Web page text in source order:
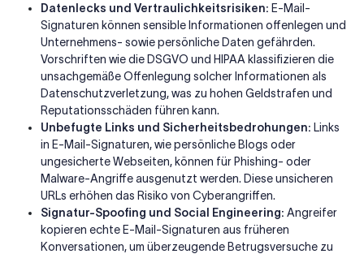
Datenlecks und Vertraulichkeitsrisiken: E-Mail-
Signaturen können sensible Informationen offenlegen und
Unternehmens- sowie persönliche Daten gefährden.
Vorschriften wie die DSGVO und HIPAA klassifizieren die
unsachgemäße Offenlegung solcher Informationen als
Datenschutzverletzung, was zu hohen Geldstrafen und
Reputationsschäden führen kann.
Unbefugte Links und Sicherheitsbedrohungen: Links
in E-Mail-Signaturen, wie persönliche Blogs oder
ungesicherte Webseiten, können für Phishing- oder
Malware-Angriffe ausgenutzt werden. Diese unsicheren
URLs erhöhen das Risiko von Cyberangriffen.
Signatur-Spoofing und Social Engineering: Angreifer
kopieren echte E-Mail-Signaturen aus früheren
Konversationen, um überzeugende Betrugsversuche zu